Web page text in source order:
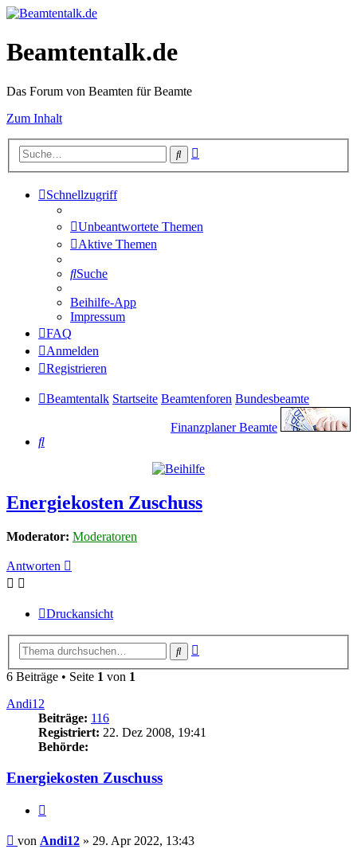
Beamtentalk.de
Das Forum von Beamten für Beamte
Zum Inhalt
Suche
Schnellzugriff
Unbeantwortete Themen
Aktive Themen
Suche
Beihilfe-App
Impressum
FAQ
Anmelden
Registrieren
Beamtentalk Startseite Beamtenforen Bundesbeamte
Finanzplaner Beamte
Suche
Energiekosten Zuschuss
Moderator: Moderatoren
Antworten
Druckansicht
Suche
6 Beiträge • Seite 1 von 1
Andi12
Beiträge: 116
Registriert: 22. Dez 2008, 19:41
Behörde:
Energiekosten Zuschuss
Beitrag
von Andi12 » 29. Apr 2022, 13:43